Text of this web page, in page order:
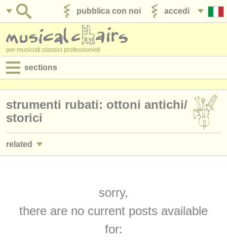
accedi
pubblica con noi
per musicisti classici professionisti
sections
jobs - spettacolo
jobs - amministrazione
concorsi/ premi
strumenti rubati: ottoni antichi/
storici
related
degree courses: cornetto (1)
degree courses: natural trumpet
sorry,
there are no current posts available
for: